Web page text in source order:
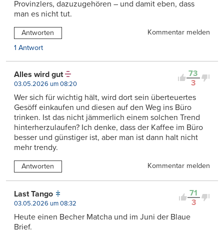
Provinzlers, dazuzugehören – und damit eben, dass
man es nicht tut.
Antworten
Kommentar melden
1 Antwort
73
3
Alles wird gut
03.05.2026 um 08:20
Wer sich für wichtig hält, wird dort sein überteuertes
Gesöff einkaufen und diesen auf den Weg ins Büro
trinken. Ist das nicht jämmerlich einem solchen Trend
hinterherzulaufen? Ich denke, dass der Kaffee im Büro
besser und günstiger ist, aber man ist dann halt nicht
mehr trendy.
Antworten Kommentar melden
71
3
Last Tango
03.05.2026 um 08:32
Heute einen Becher Matcha und im Juni der Blaue
Brief.